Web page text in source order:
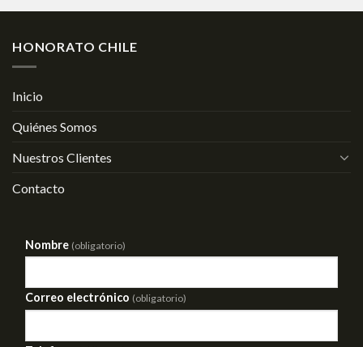
HONORATO CHILE
Inicio
Quiénes Somos
Nuestros Clientes
Contacto
Nombre (obligatorio)
Correo electrónico (obligatorio)